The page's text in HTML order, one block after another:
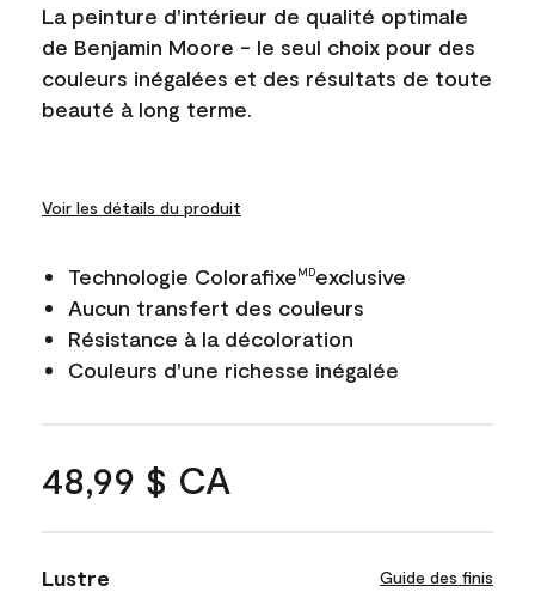
La peinture d'intérieur de qualité optimale
de Benjamin Moore - le seul choix pour des
couleurs inégalées et des résultats de toute
beauté à long terme.
Voir les détails du produit
Technologie ColorafixeMDexclusive
Aucun transfert des couleurs
Résistance à la décoloration
Couleurs d'une richesse inégalée
48,99 $ CA
Lustre Guide des finis